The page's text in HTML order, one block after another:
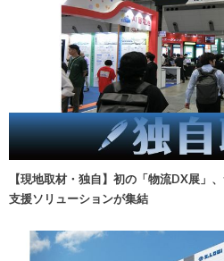
【現地取材・独自】初の「物流DX展」
支援ソリューションが集結